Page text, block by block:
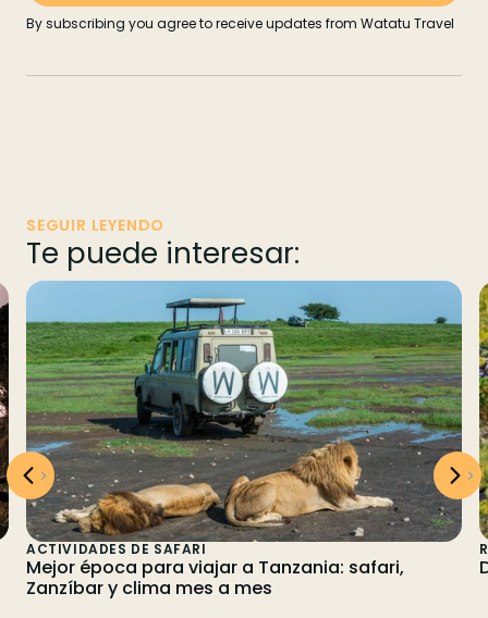
By subscribing you agree to receive updates from Watatu Travel
SEGUIR LEYENDO
Te puede interesar:
ACTIVIDADES DE SAFARI
Mejor época para viajar a Tanzania: safari,
Zanzíbar y clima mes a mes